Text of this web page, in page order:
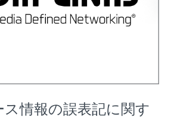
情報の誤表記に関す